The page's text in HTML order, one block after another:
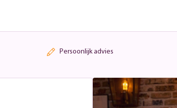
Persoonlijk advies